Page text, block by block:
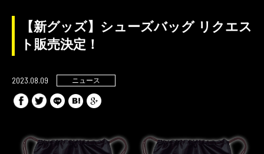
【新グッズ】シューズバッグ リクエス
ト販売決定！
2023.08.09 ニュース